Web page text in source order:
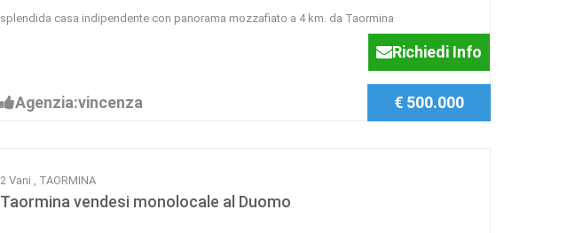
splendida casa indipendente con panorama mozzafiato a 4 km. da Taormina
Richiedi Info
Agenzia:vincenza € 500.000
2 Vani , TAORMINA
Taormina vendesi monolocale al Duomo